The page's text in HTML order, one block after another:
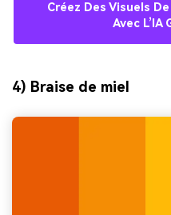
Créez Des Visuels
Avec
4) Braise de miel